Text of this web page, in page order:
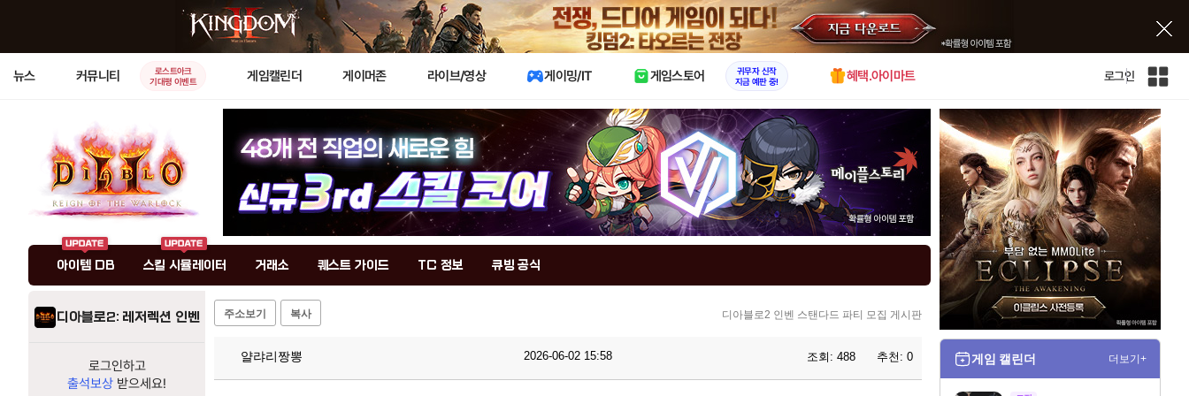
X
뉴스 커뮤니티
로스트아크
기대평 이벤트
게임캘린더 게이머존 라이브/영상 게이밍/IT 게임스토어
귀무자 신작
지금 예판 중!
혜택.아이마트 로그인
인
전
체
사
이
트
맵
아이템 DB 스킬 시뮬레이터 거래소 퀘스트 가이드 TC 정보 큐빙 공식
디아블로2: 레저렉션 인벤
로그인하고
출석보상 받으세요!
주소보기 복사 디아블로2 인벤 스탠다드 파티 모집 게시판
얄랴리짱뽕 2026-06-02 15:58 조회: 488 추천: 0 게임 캘린더 더보기+